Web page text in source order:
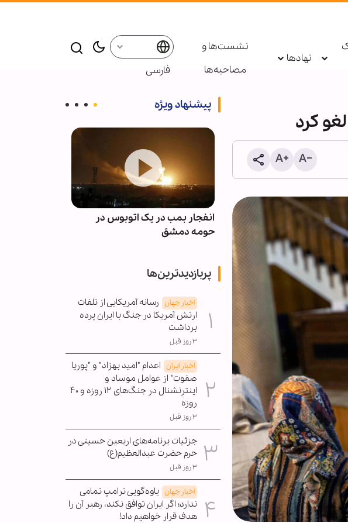
نهادها
نشست‌ها و
مصاحبه‌ها
فارسی
کرد
پیشنهاد ویژه
با خدا؛ رمز پایداری در فراز و
انفجار بمب در یک اتوبوس در
حومه دمشق
پربازدیدترین‌ها
اخبار جهان رسانه آمریکایی از تلفات
ارتش آمریکا در جنگ با ایران پرده
برداشت
۳ روز قبل
اخبار ایران اعدام "امید بهزاد" و "پوریا
صفوت" از عوامل موساد و
اینترنشنال در جنگ‌های ۱۲ روزه و ۴۰
روزه
۳ روز قبل
جزئیات برنامه‌های اربعین حسینی در
حرم حضرت عبدالعظیم(ع)
۳ روز قبل
اخبار جهان یاوه‌گویی ترامپ تمامی
ندارد؛ اگر ایران توافق نکند، رهبر آن را
هدف قرار خواهیم داد!